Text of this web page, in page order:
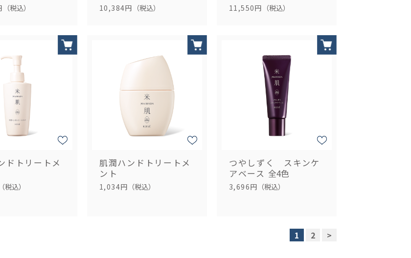
（税込） 10,384円 （税込） 11,550円 （税込）
ドトリートメ
（税込）
肌潤ハンドトリートメ
ント
1,034円 （税込）
つやしずく スキンケ
アベース 全4色
3,696円 （税込）
1 2 >